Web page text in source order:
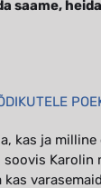
saame,
kas ja